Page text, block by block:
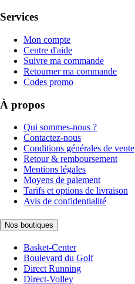
Services
Mon compte
Centre d'aide
Suivre ma commande
Retourner ma commande
Codes promo
À propos
Qui sommes-nous ?
Contactez-nous
Conditions générales de vente
Retour & remboursement
Mentions légales
Moyens de paiement
Tarifs et options de livraison
Avis de confidentialité
Nos boutiques
Basket-Center
Boulevard du Golf
Direct Running
Direct-Volley